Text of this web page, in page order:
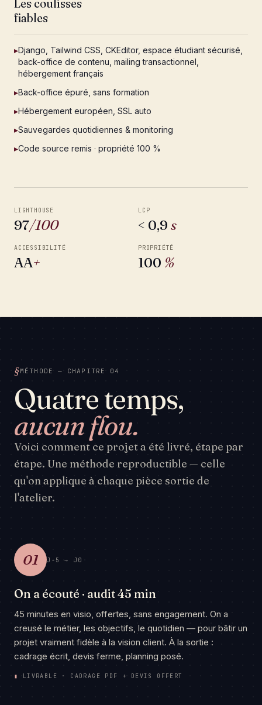
Les coulisses
fiables
▸Django, Tailwind CSS, CKEditor, espace étudiant sécurisé,
back-office de contenu, mailing transactionnel,
hébergement français
▸Back-office épuré, sans formation
▸Hébergement européen, SSL auto
▸Sauvegardes quotidiennes & monitoring
▸Code source remis · propriété 100 %
LIGHTHOUSE
97/100
LCP
< 0,9 s
ACCESSIBILITÉ
AA+
PROPRIÉTÉ
100 %
MÉTHODE — CHAPITRE 04
Quatre temps,
aucun flou.
Voici comment ce projet a été livré, étape par
étape. Une méthode reproductible — celle
qu'on applique à chaque pièce sortie de
l'atelier.
01 J-5 → J0
On a écouté · audit 45 min
45 minutes en visio, offertes, sans engagement. On a
creusé le métier, les objectifs, le quotidien — pour bâtir un
projet vraiment fidèle à la vision client. À la sortie :
cadrage écrit, devis ferme, planning posé.
▮ LIVRABLE · CADRAGE PDF + DEVIS OFFERT